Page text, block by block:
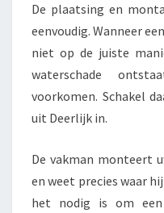
De plaatsing en
eenvoudig. Wanneer
niet op de juiste
waterschade
voorkomen. Schakel
uit Deerlijk in.
De vakman monteert
en weet precies waar
het nodig is om